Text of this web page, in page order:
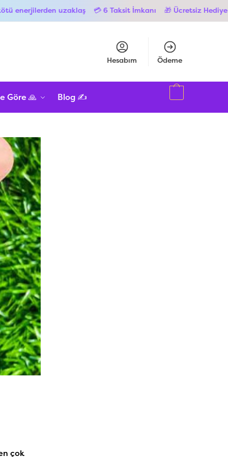
💳 6 Taksit İmkanı 🎁 Ücretsiz Hediye Paketi 🚚 Hızlı
Hesabım Ödeme
Göre 🙏 Blog ✍️
çok